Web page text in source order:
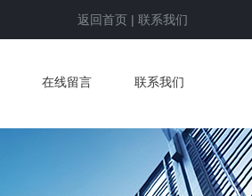
返回首页 | 联系我们
在线留言 联系我们